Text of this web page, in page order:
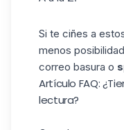
Si te ciñes a
menos
correo basura o
Artículo FAQ:
lectura?